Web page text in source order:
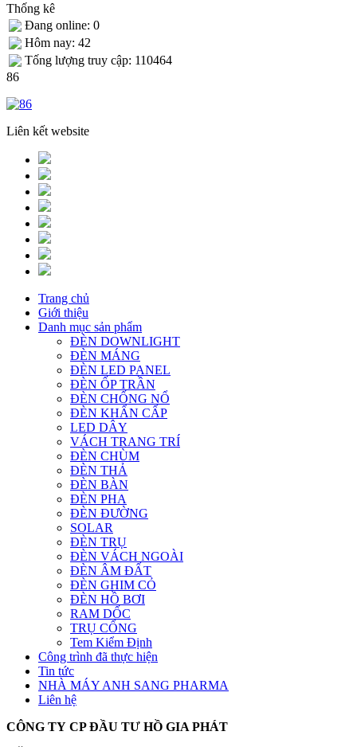
Thống kê
Đang online: 0
Hôm nay: 42
Tống lượng truy cập: 110464
86
Liên kết website
Trang chủ
Giới thiệu
Danh mục sản phẩm
ĐÈN DOWNLIGHT
ĐÈN MÁNG
ĐÈN LED PANEL
ĐÈN ỐP TRẦN
ĐÈN CHỐNG NỔ
ĐÈN KHẨN CẤP
LED DÂY
VÁCH TRANG TRÍ
ĐÈN CHÙM
ĐÈN THẢ
ĐÈN BÀN
ĐÈN PHA
ĐÈN ĐƯỜNG
SOLAR
ĐÈN TRỤ
ĐÈN VÁCH NGOÀI
ĐÈN ÂM ĐẤT
ĐÈN GHIM CỎ
ĐÈN HỒ BƠI
RAM DỐC
TRỤ CỔNG
Tem Kiểm Định
Công trình đã thực hiện
Tin tức
NHÀ MÁY ANH SANG PHARMA
Liên hệ
CÔNG TY CP ĐẦU TƯ HỒ GIA PHÁT